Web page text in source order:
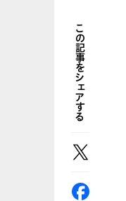
この記事をシェアする